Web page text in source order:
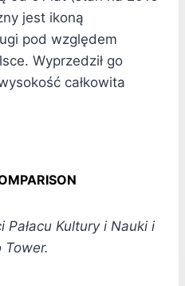
jest ikoną
pod względem
Wyprzedził go
całkowita
Kultury i Nauki i
Tower.